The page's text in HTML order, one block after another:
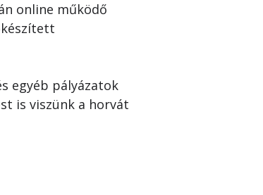
online működő
egyéb pályázatok
is viszünk a horvát